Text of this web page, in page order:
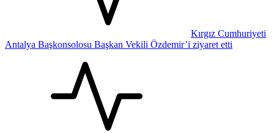
Kırgız Cumhuriyeti
Antalya Başkonsolosu Başkan Vekili Özdemir’i ziyaret etti